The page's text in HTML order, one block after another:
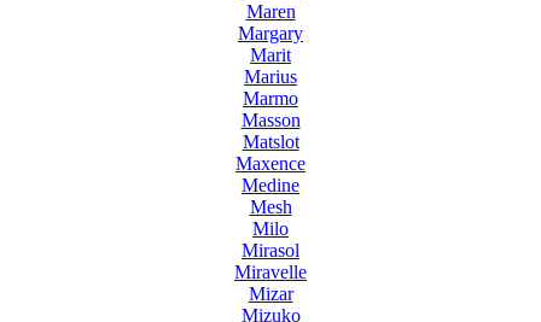
Maren
Margary
Marit
Marius
Marmo
Masson
Matslot
Maxence
Medine
Mesh
Milo
Mirasol
Miravelle
Mizar
Mizuko